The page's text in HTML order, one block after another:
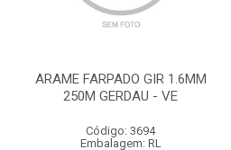
ARAME FARPADO GIR 1.6MM
250M GERDAU - VE
Código: 3694
Embalagem: RL